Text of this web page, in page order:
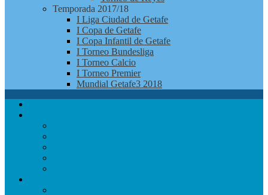
Temporada 2017/18
I Liga Ciudad de Getafe
I Copa de Getafe
I Copa Infantil de Getafe
I Torneo Bundesliga
I Torneo Calcio
I Torneo Premier
Mundial Getafe3 2018